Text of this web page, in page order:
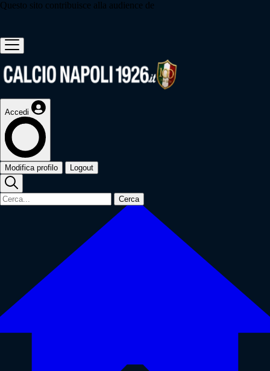
Questo sito contribuisce alla audience de
Accedi
Modifica profilo Logout
Cerca